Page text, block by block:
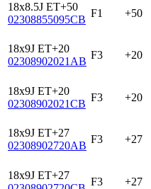
18x8.5J ET+50
02308855095CB
F1 +50
18x9J ET+20
02308902021AB
F3 +20
18x9J ET+20
02308902021CB
F3 +20
18x9J ET+27
02308902720AB
F3 +27
18x9J ET+27
F3 +27